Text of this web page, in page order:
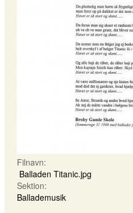
Filnavn:
Balladen Titanic.jpg
Sektion:
Ballademusik